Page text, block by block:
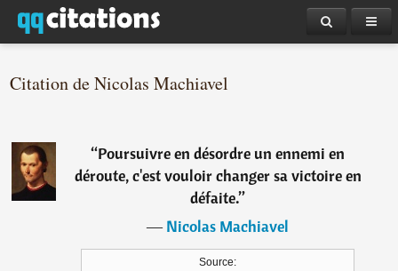
Citation de Nicolas Machiavel
“Poursuivre en désordre un ennemi en
déroute, c'est vouloir changer sa victoire en
défaite.”
―Nicolas Machiavel
Source: